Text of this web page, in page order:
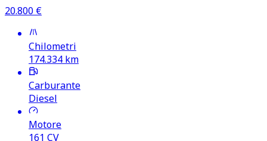
20.800 €
Chilometri
174.334 km
Carburante
Diesel
Motore
161 CV